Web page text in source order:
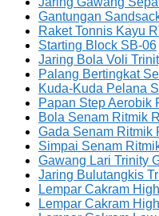
Gantungan
Raket Tonnis Kayu
Starting Block SB-06
Jaring Bola Voli
Palang Bertingkat
Kuda-Kuda Pelana
Papan Step Aerobik
Bola Senam Ritmik
Gada Senam Ritmik
Simpai Senam
Gawang Lari Trinity
Jaring Bulutangkis
Lempar Cakram
Lempar Cakram